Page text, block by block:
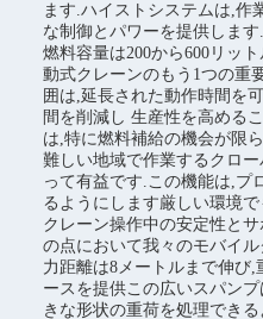
ます.ハイストシステムは,作
な制御とパワーを提供します
燃料容量は200から600リッ
動式クレーンのもう1つの重
囲は,延長された動作時間を
間を削減し 生産性を高める
は,特に燃料補給の機会が限
難しい地域で作業するクロ
って有益です.この機能は,プ
るようにします厳しい環境で
クレーン操作中の安定性と
の点において我々のモバイ
力距離は8メートルまで伸び
ースを提供この広いスパン
きな形状の重荷を処理でき